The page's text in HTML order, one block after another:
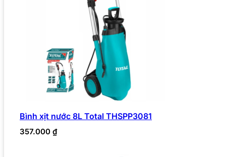
Bình xịt nước 8L Total THSPP3081
357.000 ₫